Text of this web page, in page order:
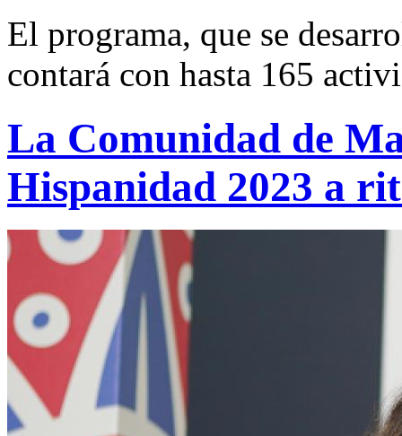
El programa, que se
contará con hasta 165
La Comunidad de
Hispanidad 2023 a